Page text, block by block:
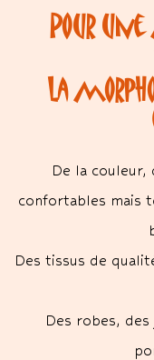
Pour une
la
De la couleur,
confortables mais
Des tissus de
Des robes,